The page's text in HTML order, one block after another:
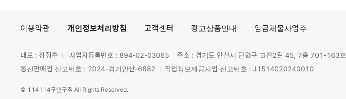
이용약관 개인정보처리방침 고객센터 광고상품안내 임금체불사업주
대표 : 장정훈 사업자등록번호 : 894-02-03065
주소 : 경기도 안산시 단원구 고잔2길 45, 7층 701-163호
통신판매업 신고번호 : 2024-경기안산-6882
직업정보제공사업 신고번호 : J1514020240010
© 114114구인구직 All Rights Reserved.